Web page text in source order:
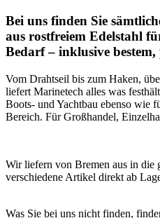
Bei uns finden Sie
aus rostfreiem Edelstahl
Bedarf – inklusive bestem,
Vom Drahtseil bis zum Haken,
liefert Marinetech alles was
Boots- und Yachtbau ebenso wie
Bereich. Für Großhandel,
Wir liefern von Bremen aus in die
verschiedene Artikel direkt ab
Was Sie bei uns nicht finden,